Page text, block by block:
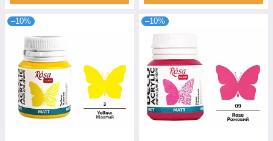
–10% –10%